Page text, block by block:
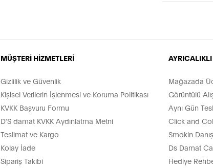
MÜŞTERİ HİZMETLERİ
Gizlilik ve Güvenlik
Kişisel Verilerin İşlenmesi ve Koruma Politikası
KVKK Başvuru Formu
D’S damat KVKK Aydınlatma Metni
Teslimat ve Kargo
Kolay İade
Sipariş Takibi
Mağazada
Görüntülü
Aynı Gün
Click and
Smokin
Ds Damat
Hediye